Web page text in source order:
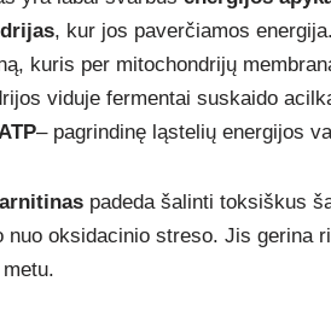
, kur jos paverčiamos
kuris per mitochondrijų
viduje fermentai suskaido
– pagrindinę ląstelių energijos
padeda šalinti toksiškus
nuo oksidacinio streso. Jis gerina